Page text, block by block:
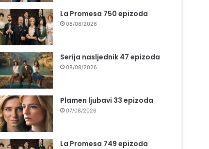
La Promesa 750 epizoda
08/08/2026
Serija nasljednik 47 epizoda
08/08/2026
Plamen ljubavi 33 epizoda
07/08/2026
La Promesa 749 epizoda